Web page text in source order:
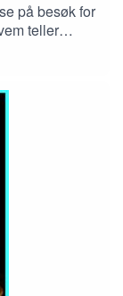
på besøk for
teller
skal
opp?